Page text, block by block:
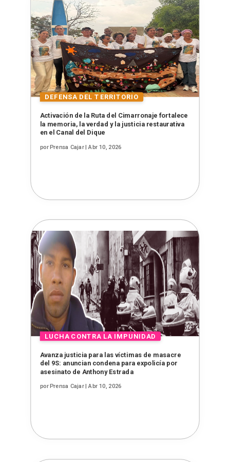
Activación de la Ruta del Cimarronaje fortalece
la memoria, la verdad y la justicia restaurativa
en el Canal del Dique
porPrensa Cajar| Abr 10, 2026
Avanza justicia para las víctimas de masacre
del 9S: anuncian condena para expolicía por
asesinato de Anthony Estrada
por Prensa Cajar|Abr 10, 2026